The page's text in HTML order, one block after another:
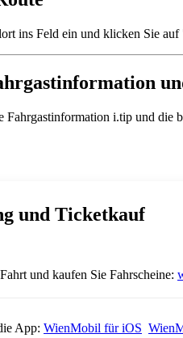
ins Feld ein und klicken Sie
Fahrgastinformation i.tip und die
und Ticketkauf
und kaufen Sie Fahrscheine:
App: WienMobil für iOS Öffnet